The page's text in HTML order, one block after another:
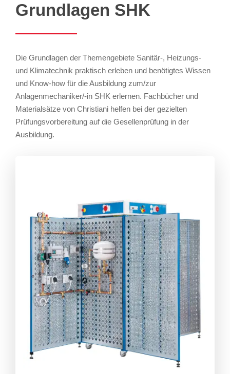
Grundlagen SHK
Die Grundlagen der Themengebiete Sanitär-, Heizungs-
und Klimatechnik praktisch erleben und benötigtes Wissen
und Know-how für die Ausbildung zum/zur
Anlagenmechaniker/-in SHK erlernen. Fachbücher und
Materialsätze von Christiani helfen bei der gezielten
Prüfungsvorbereitung auf die Gesellenprüfung in der
Ausbildung.